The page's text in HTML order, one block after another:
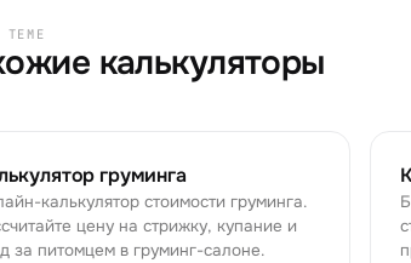
ТЕМЕ
калькуляторы
груминга
калькулятор стоимости груминга.
цену на стрижку, купание и
за питомцем в груминг-салоне.